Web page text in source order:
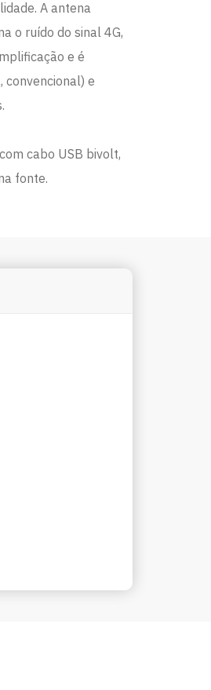
A antena
o ruído do sinal 4G,
e é
convencional) e
cabo USB bivolt,
fonte.